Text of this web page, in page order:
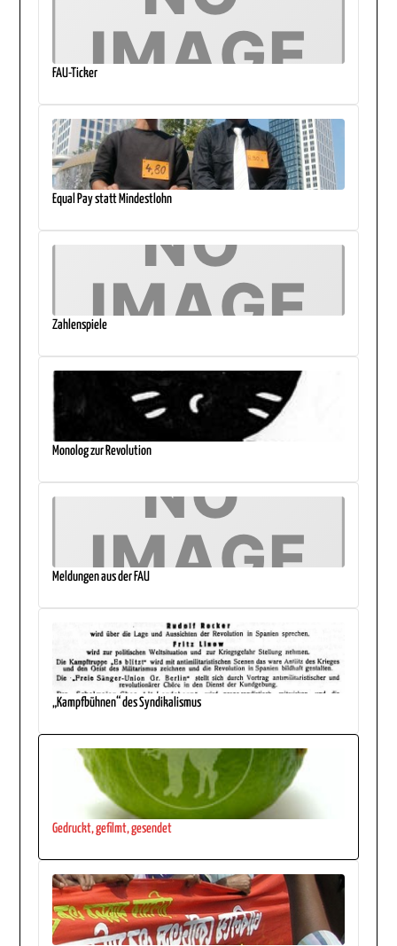
FAU-Ticker
Equal Pay statt Mindestlohn
Zahlenspiele
Monolog zur Revolution
Meldungen aus der FAU
„Kampfbühnen“ des Syndikalismus
Gedruckt, gefilmt, gesendet